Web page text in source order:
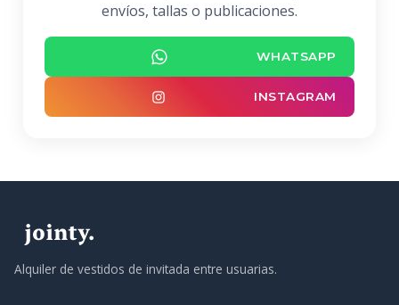
envíos, tallas o publicaciones.
WHATSAPP
INSTAGRAM
Alquiler de vestidos de invitada entre usuarias.